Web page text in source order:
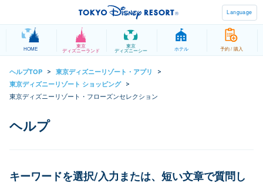
Language
HOME 東京
ディズニーランド
東京
ディズニーシー ホテル 予約 / 購入
ヘルプTOP > 東京ディズニーリゾート・アプリ >
東京ディズニーリゾート ショッピング >
東京ディズニーリゾート・フローズンセレクション
キーワードを選択/入力または、短い文章で質問し